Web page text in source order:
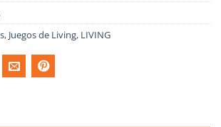
, Juegos de Living, LIVING